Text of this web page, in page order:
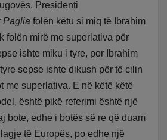
Presidenti
Paglia folën këtu si miq të Ibrahim
folën mirë me superlativa për
ishte miku i tyre, por Ibrahim
sepse ishte dikush për të cilin
me superlativa. E në këtë këtë
është pikë referimi është një
bote, edhe i botës së re që duam
të Europës, po edhe një